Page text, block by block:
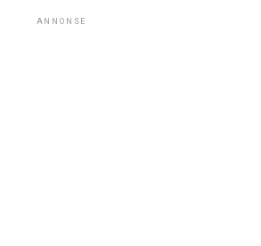
ANNONSE